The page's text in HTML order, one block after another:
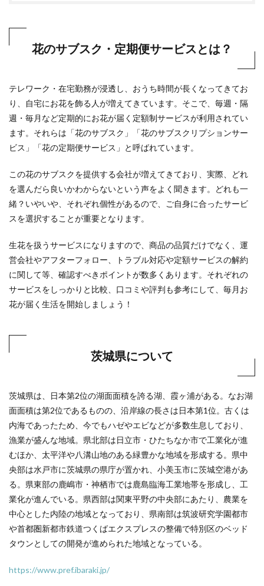
花のサブスク・定期便サービスとは？
テレワーク・在宅勤務が浸透し、おうち時間が長くなってきてお
り、自宅にお花を飾る人が増えてきています。そこで、毎週・隔
週・毎月など定期的にお花が届く定額制サービスが利用されてい
ます。それらは「花のサブスク」「花のサブスクリプションサー
ビス」「花の定期便サービス」と呼ばれています。
この花のサブスクを提供する会社が増えてきており、実際、どれ
を選んだら良いかわからないという声をよく聞きます。どれも一
緒？いやいや、それぞれ個性があるので、ご自身に合ったサービ
スを選択することが重要となります。
生花を扱うサービスになりますので、商品の品質だけでなく、運
営会社やアフターフォロー、トラブル対応や定額サービスの解約
に関して等、確認すべきポイントが数多くあります。それぞれの
サービスをしっかりと比較、口コミや評判も参考にして、毎月お
花が届く生活を開始しましょう！
茨城県について
茨城県は、日本第2位の湖面面積を誇る湖、霞ヶ浦がある。なお湖
面面積は第2位であるものの、沿岸線の長さは日本第1位。古くは
内海であったため、今でもハゼやエビなどが多数生息しており、
漁業が盛んな地域。県北部は日立市・ひたちなか市で工業化が進
むほか、太平洋や八溝山地のある緑豊かな地域を形成する。県中
央部は水戸市に茨城県の県庁が置かれ、小美玉市に茨城空港があ
る。県東部の鹿嶋市・神栖市では鹿島臨海工業地帯を形成し、工
業化が進んでいる。県西部は関東平野の中央部にあたり、農業を
中心とした内陸の地域となっており、県南部は筑波研究学園都市
や首都圏新都市鉄道つくばエクスプレスの整備で特別区のベッド
タウンとしての開発が進められた地域となっている。
https://www.pref.ibaraki.jp/